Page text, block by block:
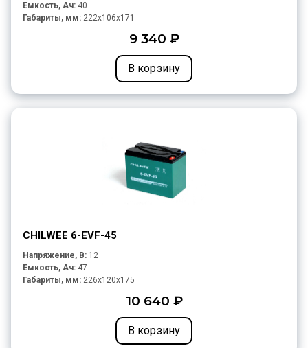
Емкость, Ач: 40
Габариты, мм: 222x106x171
9 340 ₽
В корзину
CHILWEE 6-EVF-45
Напряжение, В: 12
Емкость, Ач: 47
Габариты, мм: 226x120x175
10 640 ₽
В корзину